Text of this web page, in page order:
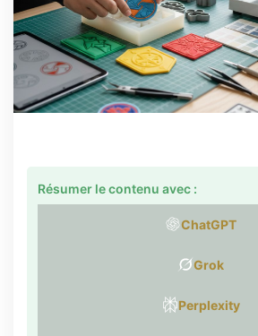
Résumer le contenu avec :
ChatGPT
Grok
Perplexity